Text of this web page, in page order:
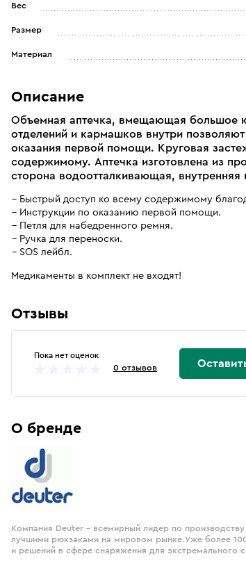
Вес
Размер
Материал
Описание
Объемная аптечка, вмещающая большое
отделений и кармашков внутри
оказания первой помощи. Круговая
содержимому. Аптечка изготовлена из
сторона водоотталкивающая, внутренняя
Быстрый доступ ко всему содержимому
Инструкции по оказанию первой помощи.
Петля для набедренного ремня.
Ручка для переноски.
SOS лейбл.
Медикаменты в комплект не входят!
Отзывы
Пока нет оценок
0 отзывов
О бренде
Компания Deuter - всемирный лидер по
лучшими рюкзаками на мировом рынке.Уже более
и решений в сфере снаряжения для экстремального